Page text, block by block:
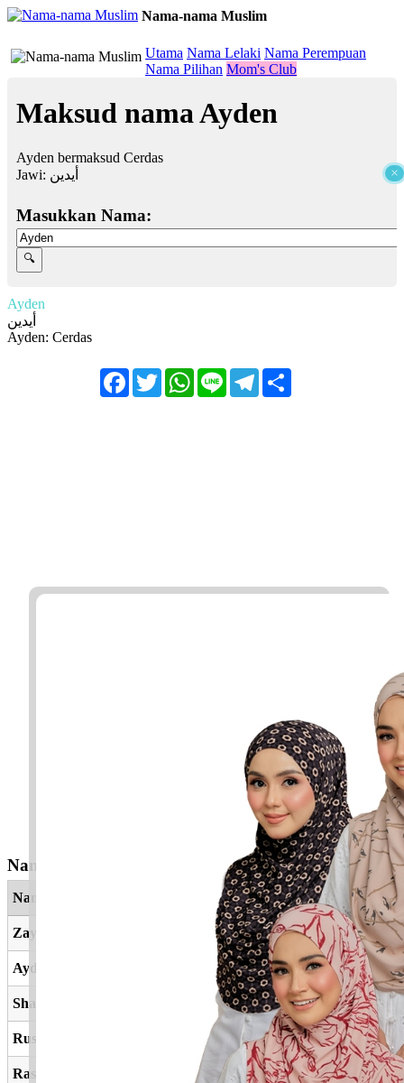
×
Nama-nama Muslim
Utama Nama Lelaki Nama Perempuan
Nama Pilihan Mom's Club
Maksud nama Ayden
Ayden bermaksud Cerdas
Jawi: أيدين
Masukkan Nama:
Ayden
أيدين
Ayden: Cerdas
FacebookTwitterWhatsApp
Line Telegram
Nama Yang Berkaitan
Nama
Zayden Tampan, kelebihan
Aydin
Shayden Ketinggian status
Rusydan Petunjuk
Rasydan Mendapat petunjuk